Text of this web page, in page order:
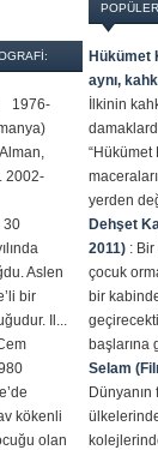
1976-
2002-
30
Aslen
bir
Il...
kökenli
olan
Hükümet
aynı,
İlkinin
“Hükümet
yerden
Dehşet
2011) :
çocuk
bir
başlarına
Selam
Dünyanın